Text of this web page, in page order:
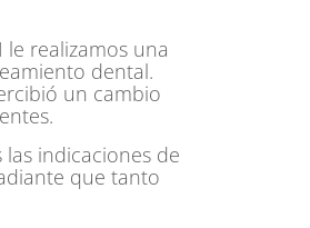
le realizamos una
dental.
un cambio
las indicaciones de
que tanto